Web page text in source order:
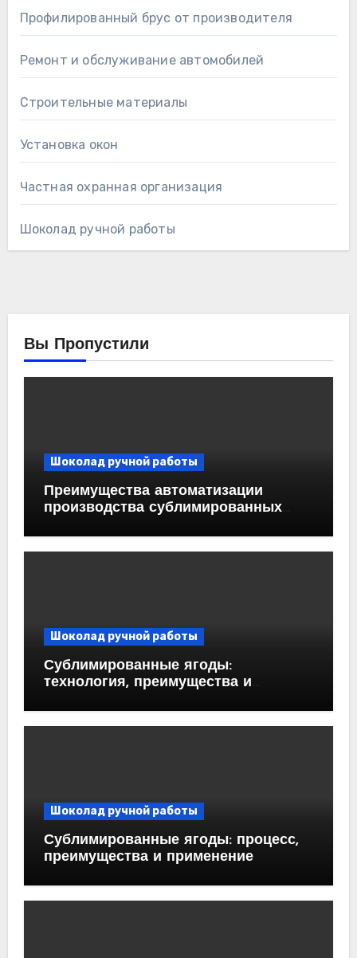
Профилированный брус от производителя
Ремонт и обслуживание автомобилей
Строительные материалы
Установка окон
Частная охранная организация
Шоколад ручной работы
Вы Пропустили
Шоколад ручной работы
Преимущества автоматизации
производства сублимированных
Шоколад ручной работы
Сублимированные ягоды:
технология, преимущества и
Шоколад ручной работы
Сублимированные ягоды: процесс,
преимущества и применение